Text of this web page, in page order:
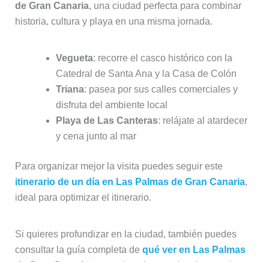
de Gran Canaria, una ciudad perfecta para combinar
historia, cultura y playa en una misma jornada.
Vegueta: recorre el casco histórico con la
Catedral de Santa Ana y la Casa de Colón
Triana: pasea por sus calles comerciales y
disfruta del ambiente local
Playa de Las Canteras: relájate al atardecer
y cena junto al mar
Para organizar mejor la visita puedes seguir este
itinerario de un día en Las Palmas de Gran Canaria,
ideal para optimizar el itinerario.
Si quieres profundizar en la ciudad, también puedes
consultar la guía completa de qué ver en Las Palmas